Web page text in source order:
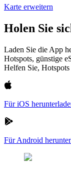
Karte erweitern
Holen Sie
Laden Sie die App
Hotspots, günstige
Helfen Sie,
Für iOS
Für Android